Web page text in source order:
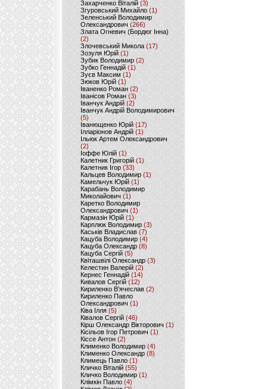
Захарченко Віталій (3)
Згуровський Михайло (1)
Зеленський Володимир
Олександрович (266)
Злата Огневич (Бордюг Інна)
(2)
Злочевський Микола(17)
Зозуля Юрій (1)
Зубик Володимир (2)
Зубко Геннадій (1)
Зуєв Максим(1)
Зюков Юрій (1)
Іваненко Роман (2)
Іванісов Роман (3)
Іванчук Андрій(2)
Іванчук Андрій Володимирович
(5)
Іванющенко Юрій (17)
Ілларіонов Андрій (1)
Ільюк Артем Олександрович
(2)
Іоффе Юлій (1)
Калетник Григорій(1)
Калетник Ігор (33)
Кальцев Володимир(1)
Камельчук Юрій (1)
Карабань Володимир
Миколайович (1)
Каретко Володимир
Олександрович (1)
Кармазін Юрій(1)
Карплюк Володимир(3)
Каськів Владислав (7)
Кацуба Володимир (4)
Кацуба Олександр (8)
Кацуба Сергій (5)
Квіташвілі Олександр(3)
Келестин Валерій(2)
Кернес Геннадій (14)
Кивалов Сергій (12)
Кириленко В’ячеслав (2)
Кириленко Павло
Олександрович (1)
Ківа Ілля (5)
Ківалов Сергій(46)
Кірш Олександр Вікторович (1)
Кісільов Ігор Петрович (1)
Кіссе Антон (2)
Клименко Володимир(4)
Клименко Олександр (8)
Климець Павло (1)
Кличко Віталій(55)
Кличко Володимир (1)
Клімкін Павло (4)